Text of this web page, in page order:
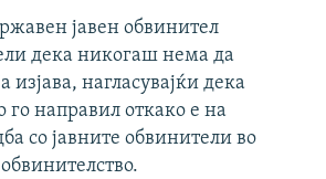
јавен обвинител
дека никогаш нема да
нагласувајќи дека
направил откако е на
со јавните обвинители во